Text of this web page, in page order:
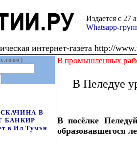
Издается с 27
Whatsapp-
интернет-газета http://
В
БАНКИР
в Ил Тумэн
В промышленных
В Пеледуе
В посёлке
образовавшегося